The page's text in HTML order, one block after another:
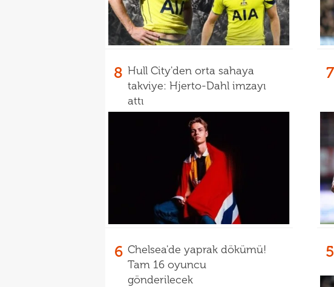
8 Hull City'den orta sahaya
takviye: Hjerto-Dahl imzayı
attı
7
6 Chelsea'de yaprak dökümü!
Tam 16 oyuncu
gönderilecek
5